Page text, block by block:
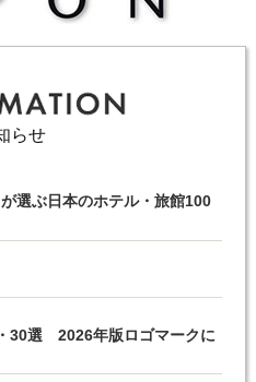
らせ
選ぶ日本のホテル・旅館100
30選 2026年版ロゴマークに